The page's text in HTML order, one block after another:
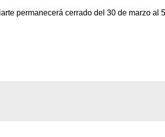
permanecerá cerrado del 30 de marzo al